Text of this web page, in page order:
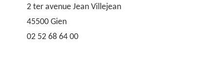
2 ter avenue Jean Villejean
45500 Gien
02 52 68 64 00